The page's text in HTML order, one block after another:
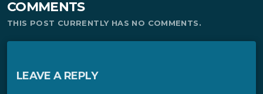
COMMENTS
THIS POST CURRENTLY HAS NO COMMENTS.
LEAVE A REPLY